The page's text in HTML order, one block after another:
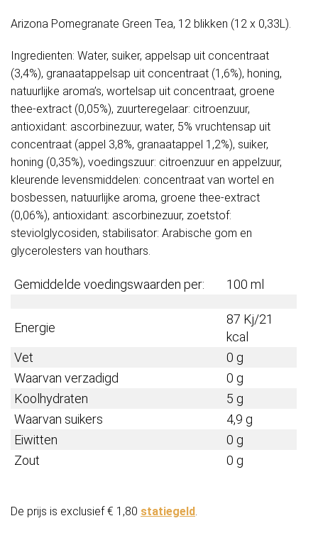
Arizona Pomegranate Green Tea, 12 blikken (12 x 0,33L).
Ingredienten: Water, suiker, appelsap uit concentraat
(3,4%), granaatappelsap uit concentraat (1,6%), honing,
natuurlijke aroma’s, wortelsap uit concentraat, groene
thee-extract (0,05%), zuurteregelaar: citroenzuur,
antioxidant: ascorbinezuur, water, 5% vruchtensap uit
concentraat (appel 3,8%, granaatappel 1,2%), suiker,
honing (0,35%), voedingszuur: citroenzuur en appelzuur,
kleurende levensmiddelen: concentraat van wortel en
bosbessen, natuurlijke aroma, groene thee-extract
(0,06%), antioxidant: ascorbinezuur, zoetstof:
steviolglycosiden, stabilisator: Arabische gom en
glycerolesters van houthars.
Gemiddelde voedingswaarden per: 100 ml
Energie
87 Kj/21
kcal
Vet
0 g
Waarvan verzadigd
0 g
Koolhydraten
5 g
Waarvan suikers
4,9 g
Eiwitten
0 g
Zout
0 g
De prijs is exclusief € 1,80 statiegeld.